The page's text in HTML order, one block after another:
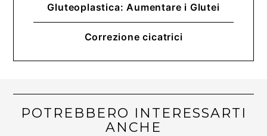
Gluteoplastica: Aumentare i Glutei
Correzione cicatrici
POTREBBERO INTERESSARTI
ANCHE